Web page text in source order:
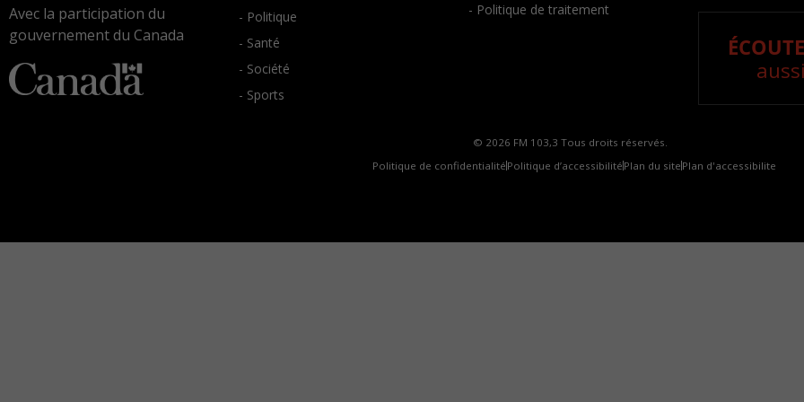
Avec la participation du
gouvernement du Canada
- Politique
- Santé
- Société
- Sports
- Politique de traitement
© 2026 FM 103,3 Tous droits réservés.
Politique de confidentialité Politique d’accessibilité Plan du site Plan d'accessibilite